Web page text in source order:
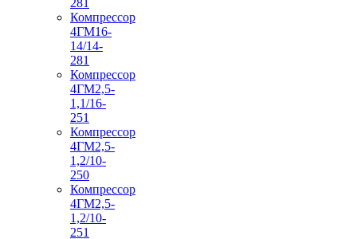
281
Компрессор
4ГМ16-
14/14-
281
Компрессор
4ГМ2,5-
1,1/16-
251
Компрессор
4ГМ2,5-
1,2/10-
250
Компрессор
4ГМ2,5-
1,2/10-
251